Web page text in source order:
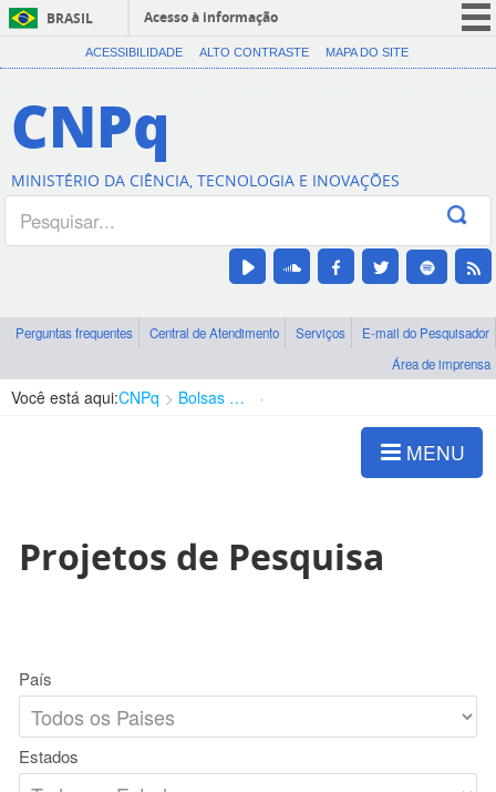
BRASIL
Acesso à informação
CORONAVÍRUS (COVID-19)
Canais
ACESSIBILIDADE ALTO CONTRASTE MAPA DO SITE
CNPq
MINISTÉRIO DA CIÊNCIA, TECNOLOGIA E INOVAÇÕES
Perguntas frequentes Central de Atendimento Serviços
E-mail do Pesquisador
Área de imprensa
Você está aqui:CNPq Bolsas e Auxílios Vigentes
MENU
Projetos de Pesquisa
País
Estados